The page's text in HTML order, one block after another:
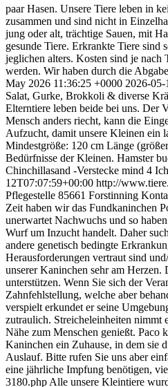
paar Hasen. Unsere Tiere leben in
zusammen und sind nicht in
jung oder alt, trächtige Sauen, mit
gesunde Tiere. Erkrankte Tiere sind
jeglichen alters. Kosten sind je
werden. Wir haben durch die
May 2026 11:36:25 +0000 2026-
Salat, Gurke, Brokkoli & diverse
Elterntiere leben beide bei uns. Der
Mensch anders riecht, kann die
Aufzucht, damit unsere Kleinen ein
Mindestgröße: 120 cm Länge
Bedürfnisse der Kleinen. Hamster
Chinchillasand -Verstecke mind 4
12T07:07:59+00:00 http://
Pflegestelle 85661 Forstinning
Zeit haben wir das Fundkaninchen
unerwartet Nachwuchs und so
Wurf um Inzucht handelt. Daher
andere genetisch bedingte
Herausforderungen vertraut sind
unserer Kaninchen sehr am
unterstützen. Wenn Sie sich der
Zahnfehlstellung, welche aber
verspielt erkundet er seine
zutraulich. Streicheleinheiten nimmt
Nähe zum Menschen genießt. Paco
Kaninchen ein Zuhause, in dem sie
Auslauf. Bitte rufen Sie uns aber
eine jährliche Impfung benötigen,
3180.php Alle unsere Kleintiere